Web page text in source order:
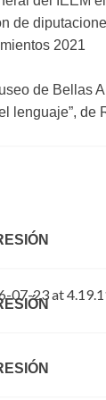
de
2021
de Bellas
lenguaje”, de